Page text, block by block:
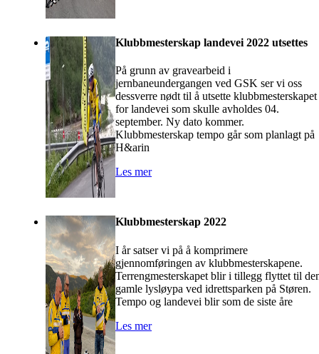
Klubbmesterskap landevei 2022 utsettes
På grunn av gravearbeid i
jernbaneundergangen ved GSK ser vi oss
dessverre nødt til å utsette klubbmesterskapet
for landevei som skulle avholdes 04.
september. Ny dato kommer.
Klubbmesterskap tempo går som planlagt på
H&arin
Les mer
Klubbmesterskap 2022
I år satser vi på å komprimere
gjennomføringen av klubbmesterskapene.
Terrengmesterskapet blir i tillegg flyttet til
gamle lysløypa ved idrettsparken på Støren.
Tempo og landevei blir som de siste åre
Les mer